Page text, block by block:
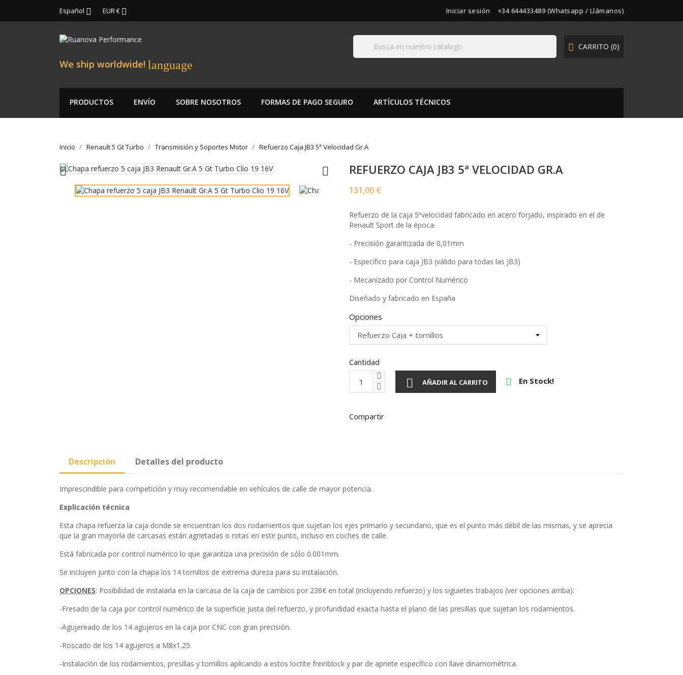
Español  EUR €  Iniciar sesión +34 644433489 (Whatsapp / Llámanos)
CARRITO (0)
We ship worldwide! language
PRODUCTOS ENVÍO SOBRE NOSOTROS FORMAS DE PAGO SEGURO ARTÍCULOS TÉCNICOS
Inicio Renault 5 Gt Turbo Transmisión y Soportes Motor Refuerzo Caja JB3 5ª Velocidad Gr.A
  REFUERZO CAJA JB3 5ª VELOCIDAD GR.A
131,00 €
Refuerzo de la caja 5ªvelocidad fabricado en acero forjado, inspirado en el de
Renault Sport de la época:
- Precisión garantizada de 0,01mm
- Específico para caja JB3 (válido para todas las JB3)
- Mecanizado por Control Numérico
Diseñado y fabricado en España
Opciones
Cantidad
 AÑADIR AL CARRITO  En Stock!
Compartir
Descripción Detalles del producto
Imprescindible para competición y muy recomendable en vehículos de calle de mayor potencia.
Explicación técnica
Esta chapa refuerza la caja donde se encuentran los dos rodamientos que sujetan los ejes primario y secundario, que es el punto más débil de las mismas, y se aprecia
que la gran mayoría de carcasas están agrietadas o rotas en este punto, incluso en coches de calle.
Está fabricada por control numérico lo que garantiza una precisión de sólo 0.001mm.
Se incluyen junto con la chapa los 14 tornillos de extrema dureza para su instalación.
OPCIONES: Posibilidad de instalarla en la carcasa de la caja de cambios por 236€ en total (incluyendo refuerzo) y los siguietes trabajos (ver opciones arriba):
-Fresado de la caja por control numérico de la superficie justa del refuerzo, y profundidad exacta hasta el plano de las presillas que sujetan los rodamientos.
-Agujereado de los 14 agujeros en la caja por CNC con gran precisión.
-Roscado de los 14 agujeros a M8x1.25.
-Instalación de los rodamientos, presillas y tornillos aplicando a estos loctite freinblock y par de apriete específico con llave dinamométrica.